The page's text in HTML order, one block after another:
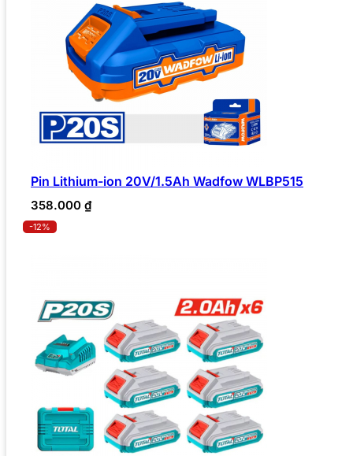
Pin Lithium-ion 20V/1.5Ah Wadfow WLBP515
358.000 ₫
-12%